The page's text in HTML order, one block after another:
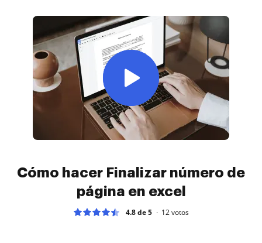
Cómo hacer Finalizar número de
página en excel
4.8 de 5 12votos